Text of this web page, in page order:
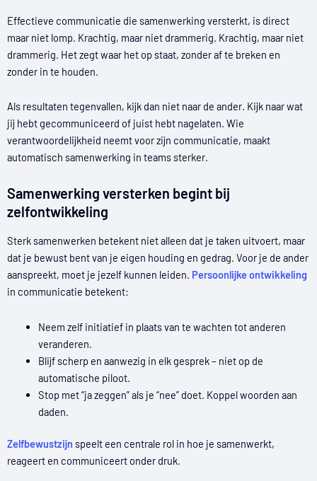
Effectieve communicatie die samenwerking versterkt, is direct
maar niet lomp. Krachtig, maar niet drammerig. Krachtig, maar niet
drammerig. Het zegt waar het op staat, zonder af te breken en
zonder in te houden.
Als resultaten tegenvallen, kijk dan niet naar de ander. Kijk naar wat
jij hebt gecommuniceerd of juist hebt nagelaten. Wie
verantwoordelijkheid neemt voor zijn communicatie, maakt
automatisch samenwerking in teams sterker.
Samenwerking versterken begint bij
zelfontwikkeling
Sterk samenwerken betekent niet alleen dat je taken uitvoert, maar
dat je bewust bent van je eigen houding en gedrag. Voor je de ander
aanspreekt, moet je jezelf kunnen leiden. Persoonlijke ontwikkeling
in communicatie betekent:
Neem zelf initiatief in plaats van te wachten tot anderen
veranderen.
Blijf scherp en aanwezig in elk gesprek – niet op de
automatische piloot.
Stop met “ja zeggen” als je “nee” doet. Koppel woorden aan
daden.
Zelfbewustzijn speelt een centrale rol in hoe je samenwerkt,
reageert en communiceert onder druk.